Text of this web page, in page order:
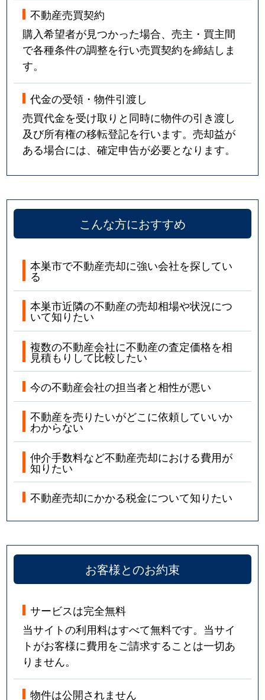
不動産売買契約
購入希望者が見つかった場合、売主・買主間
で各種条件の調整を行い売買契約を締結しま
す。
代金の受領・物件引渡し
売買代金を受け取りと同時に物件の引き渡し
及び所有権の移転登記を行います。売却益が
ある場合には、確定申告が必要となります。
こんな方におすすめ
本巣市で不動産売却に強い会社を探してい
る
本巣市近隣の不動産の売却相場や状況につ
いて知りたい
複数の不動産会社に不動産の査定価格を相
見積もりして比較したい
今の不動産会社の担当者と相性が悪い
不動産を売りたいがどこに依頼していいか
わからない
仲介手数料など不動産売却における費用が
知りたい
不動産売却にかかる税金について知りたい
お客様とのお約束
サービスは完全無料
当サイトの利用料はすべて無料です。当サイ
トがお客様に費用をご請求することは一切あ
りません。
物件は公開されません